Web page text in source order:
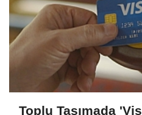
Toplu Taşımada